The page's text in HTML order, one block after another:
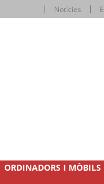
Notícies
ORDINADORS I MÒBILS